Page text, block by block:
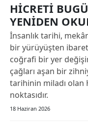
HİCRETİ
YENİDEN
İnsanlık tarihi,
bir yürüyüşten ibaret
coğrafi bir yer
çağları aşan bir
tarihinin miladı olan
noktasıdır.
18 Haziran 2026